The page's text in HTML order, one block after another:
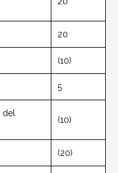
20
(10)
5
(10)
(20)